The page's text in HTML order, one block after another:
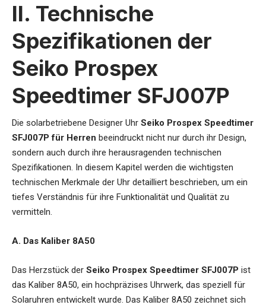
II. Technische
Spezifikationen der
Seiko Prospex
Speedtimer SFJ007P
Die solarbetriebene Designer Uhr Seiko Prospex Speedtimer
SFJ007P für Herren beeindruckt nicht nur durch ihr Design,
sondern auch durch ihre herausragenden technischen
Spezifikationen. In diesem Kapitel werden die wichtigsten
technischen Merkmale der Uhr detailliert beschrieben, um ein
tiefes Verständnis für ihre Funktionalität und Qualität zu
vermitteln.
A. Das Kaliber 8A50
Das Herzstück der Seiko Prospex Speedtimer SFJ007P ist
das Kaliber 8A50, ein hochpräzises Uhrwerk, das speziell für
Solaruhren entwickelt wurde. Das Kaliber 8A50 zeichnet sich